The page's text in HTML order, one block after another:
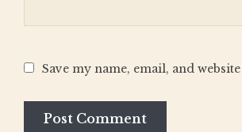
Save my name, email, and